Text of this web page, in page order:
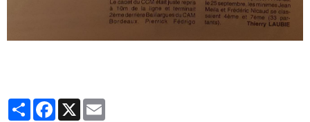
PartagerFacebook
X